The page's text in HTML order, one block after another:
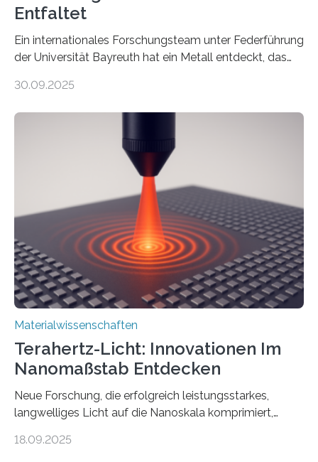
Entfaltet
Ein internationales Forschungsteam unter Federführung
der Universität Bayreuth hat ein Metall entdeckt, das
Dadurch ist es in der Lage, eine sogenannte zweite
Nichtmetallen vorkommt und insbesondere für
Sensorik und Elektrotechnik von Interesse ist. Über ihre
Erkenntnisse berichten die Forschenden im Journal of
the American Chemical Society. —What for?
Materialien, die gleichzeitig Strom leiten und Licht
beeinflussen können, sind für viele moderne
Technologien…
30.09.2025
Materialwissenschaften
Terahertz-Licht: Innovationen Im
Nanomaßstab Entdecken
Neue Forschung, die erfolgreich leistungsstarkes,
langwelliges Licht auf die Nanoskala komprimiert,
optoelektronischen Geräten ermöglichen, geleitet von
18.09.2025